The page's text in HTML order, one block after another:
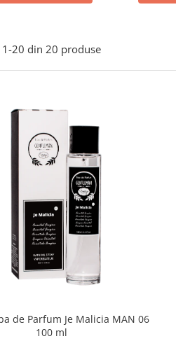
1-20 din 20 produse
de Parfum Je Malicia MAN 06
100 ml